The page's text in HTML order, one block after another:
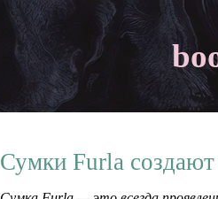
Сумки Furla создают